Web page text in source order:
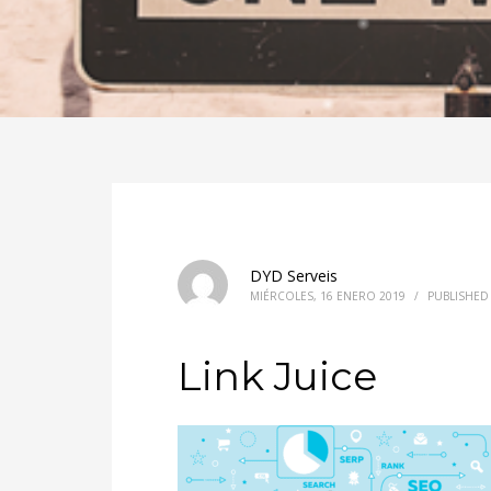
DYD Serveis
MIÉRCOLES, 16 ENERO 2019 /
Link Juice